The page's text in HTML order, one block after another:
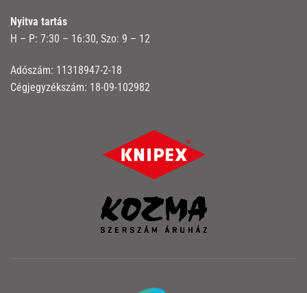
Nyitva tartás
H – P: 7:30 – 16:30, Szo: 9 – 12
Adószám: 11318947-2-18
Cégjegyzékszám: 18-09-102982